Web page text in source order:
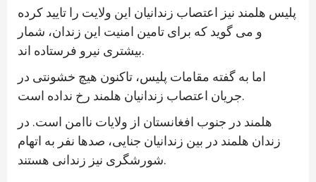
پلیس هلمند نیز اعتصاب زندانیان این ولایت را تایید کرده
و می گوید که برای تامین امنیت این زندان، شمار
بیشتری نیرو فرستاده اند.
اما به گفته مقامات پلیس، تاکنون هیچ خشونتی در
جریان اعتصاب زندانیان هلمند رخ نداده است.
هلمند در جنوب افغانستان از ولایات ناامن است. در
زندان هلمند در بین زندانیان جنایی، صدها نفر به اتهام
شورشگری نیز زندانی هستند.